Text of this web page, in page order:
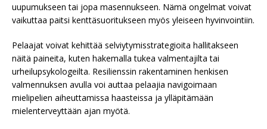
uupumukseen tai jopa masennukseen. Nämä ongelmat voivat
vaikuttaa paitsi kenttäsuoritukseen myös yleiseen hyvinvointiin.
Pelaajat voivat kehittää selviytymisstrategioita hallitakseen
näitä paineita, kuten hakemalla tukea valmentajilta tai
urheilupsykologeilta. Resilienssin rakentaminen henkisen
valmennuksen avulla voi auttaa pelaajia navigoimaan
mielipelien aiheuttamissa haasteissa ja ylläpitämään
mielenterveyttään ajan myötä.